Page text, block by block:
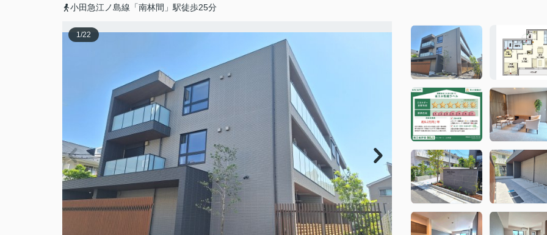
小田急江ノ島線「南林間」駅徒歩25分
1/22